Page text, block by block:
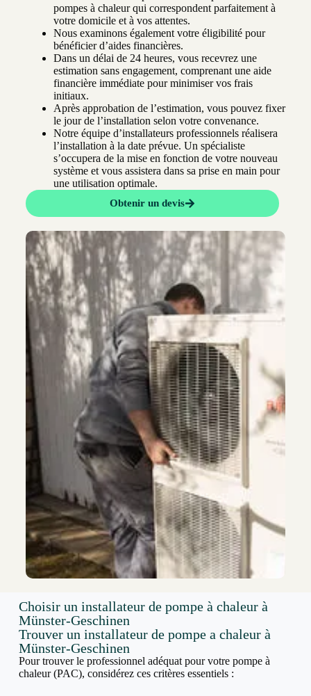
pompes à chaleur qui correspondent parfaitement à
votre domicile et à vos attentes.
Nous examinons également votre éligibilité pour
bénéficier d’aides financières.
Dans un délai de 24 heures, vous recevrez une
estimation sans engagement, comprenant une aide
financière immédiate pour minimiser vos frais
initiaux.
Après approbation de l’estimation, vous pouvez fixer
le jour de l’installation selon votre convenance.
Notre équipe d’installateurs professionnels réalisera
l’installation à la date prévue. Un spécialiste
s’occupera de la mise en fonction de votre nouveau
système et vous assistera dans sa prise en main pour
une utilisation optimale.
Obtenir un devis
Choisir un installateur de pompe à chaleur à
Münster-Geschinen
Trouver un installateur de pompe a chaleur à
Münster-Geschinen
Pour trouver le professionnel adéquat pour votre pompe à
chaleur (PAC), considérez ces critères essentiels :